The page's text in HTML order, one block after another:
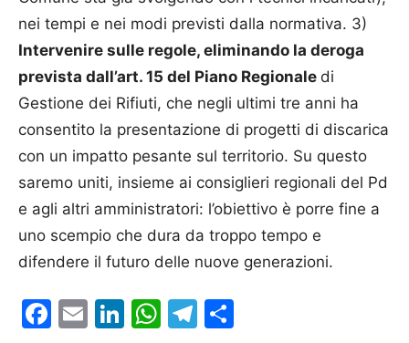
nei tempi e nei modi previsti dalla normativa. 3)
Intervenire sulle regole, eliminando la deroga
prevista dall’art. 15 del Piano Regionale di
Gestione dei Rifiuti, che negli ultimi tre anni ha
consentito la presentazione di progetti di discarica
con un impatto pesante sul territorio. Su questo
saremo uniti, insieme ai consiglieri regionali del Pd
e agli altri amministratori: l’obiettivo è porre fine a
uno scempio che dura da troppo tempo e
difendere il futuro delle nuove generazioni.
Facebook
EmailLinkedIn
WhatsApp
Telegram